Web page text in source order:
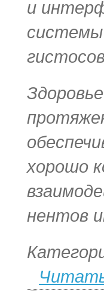
и
системы
хорошо
нентов